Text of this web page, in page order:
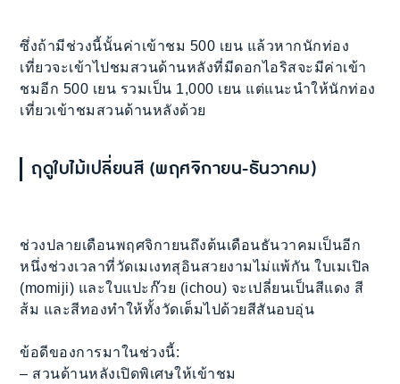
ซึ่งถ้ามีช่วงนี้นั้นค่าเข้าชม 500 เยน แล้วหากนักท่อง
เที่ยวจะเข้าไปชมสวนด้านหลังที่มีดอกไอริสจะมีค่าเข้า
ชมอีก 500 เยน รวมเป็น 1,000 เยน แต่แนะนำให้นักท่อง
เที่ยวเข้าชมสวนด้านหลังด้วย
ฤดูใบไม้เปลี่ยนสี (พฤศจิกายน-ธันวาคม)
ช่วงปลายเดือนพฤศจิกายนถึงต้นเดือนธันวาคมเป็นอีก
หนึ่งช่วงเวลาที่วัดเมเงทสุอินสวยงามไม่แพ้กัน ใบเมเปิล
(momiji) และใบแปะก๊วย (ichou) จะเปลี่ยนเป็นสีแดง สี
ส้ม และสีทองทำให้ทั้งวัดเต็มไปด้วยสีสันอบอุ่น
ข้อดีของการมาในช่วงนี้:
– สวนด้านหลังเปิดพิเศษให้เข้าชม